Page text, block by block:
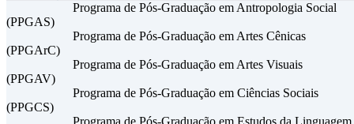
Programa de Pós-Graduação em Antropologia Social
(PPGAS)
Programa de Pós-Graduação em Artes Cênicas
(PPGArC)
Programa de Pós-Graduação em Artes Visuais
(PPGAV)
Programa de Pós-Graduação em Ciências Sociais
(PPGCS)
Programa de Pós-Graduação em Estudos da Linguagem